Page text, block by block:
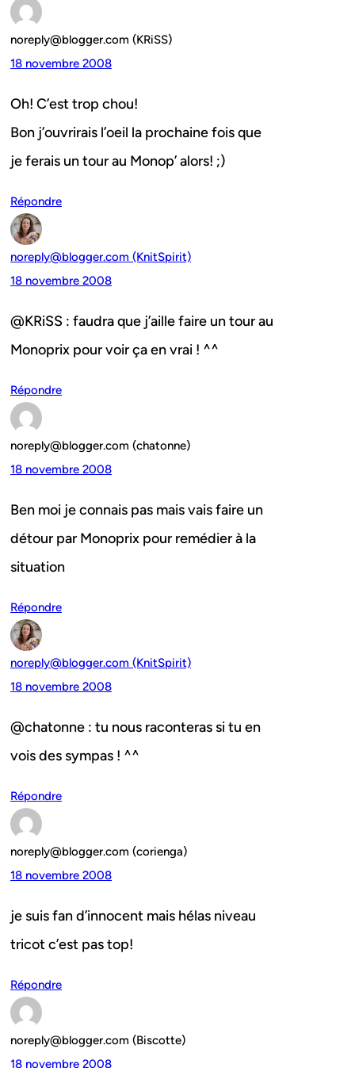
noreply@blogger.com (KRiSS)
18 novembre 2008
Oh! C’est trop chou!
Bon j’ouvrirais l’oeil la prochaine fois que
je ferais un tour au Monop’ alors! ;)
Répondre
noreply@blogger.com (KnitSpirit)
18 novembre 2008
@KRiSS : faudra que j’aille faire un tour au
Monoprix pour voir ça en vrai ! ^^
Répondre
noreply@blogger.com (chatonne)
18 novembre 2008
Ben moi je connais pas mais vais faire un
détour par Monoprix pour remédier à la
situation
Répondre
noreply@blogger.com (KnitSpirit)
18 novembre 2008
@chatonne : tu nous raconteras si tu en
vois des sympas ! ^^
Répondre
noreply@blogger.com (corienga)
18 novembre 2008
je suis fan d’innocent mais hélas niveau
tricot c’est pas top!
Répondre
noreply@blogger.com (Biscotte)
18 novembre 2008